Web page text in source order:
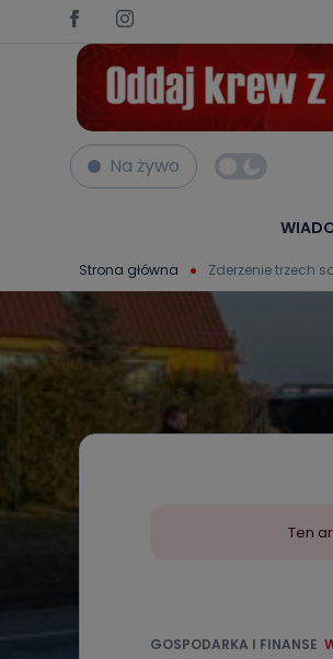
Na żywo
Strona główna Zderzenie trzech
Ten
GOSPODARKA I FINANSE